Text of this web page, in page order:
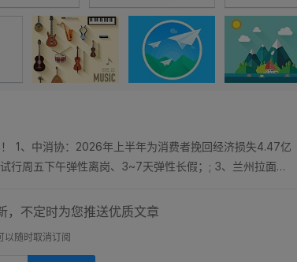
1、中消协：2026年上半年为消费者挽回经济损失4.47亿
行周五下午弹性离岗、3~7天弹性长假；; 3、兰州拉面或
，不定时为您推送优质文章
以随时取消订阅